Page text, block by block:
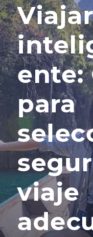
Viajar
ente:
para
viaje